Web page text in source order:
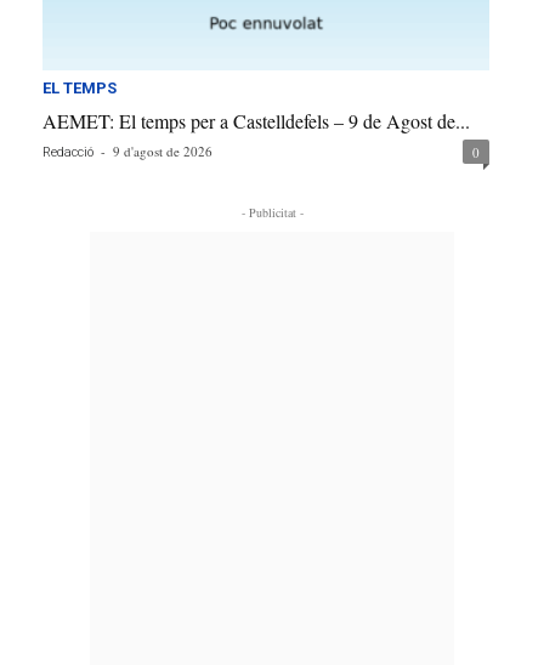
EL TEMPS
AEMET: El temps per a Castelldefels – 9 de Agost de...
Redacció - 9 d'agost de 2026 0
- Publicitat -